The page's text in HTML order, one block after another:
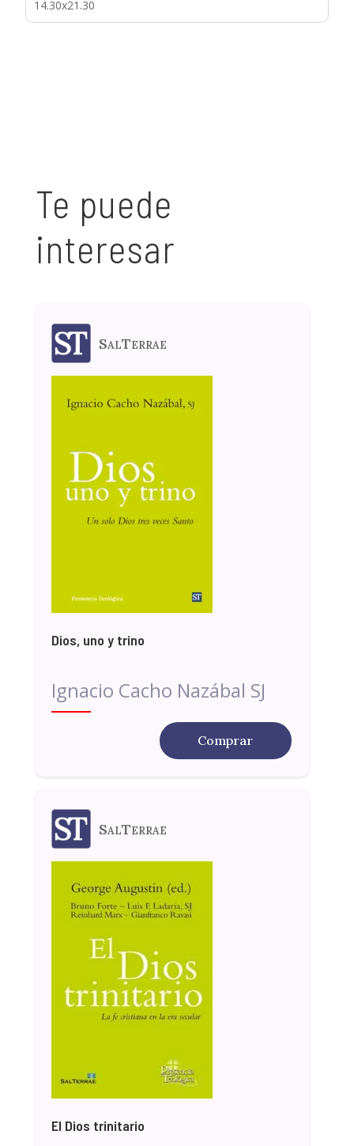
14.30x21.30
Te puede
interesar
SalTerrae
Dios, uno y trino
Ignacio Cacho Nazábal SJ
Comprar
SalTerrae
El Dios trinitario